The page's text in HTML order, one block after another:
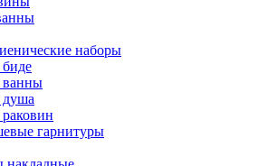
наборы
биде
ванны
душа
раковин
гарнитуры